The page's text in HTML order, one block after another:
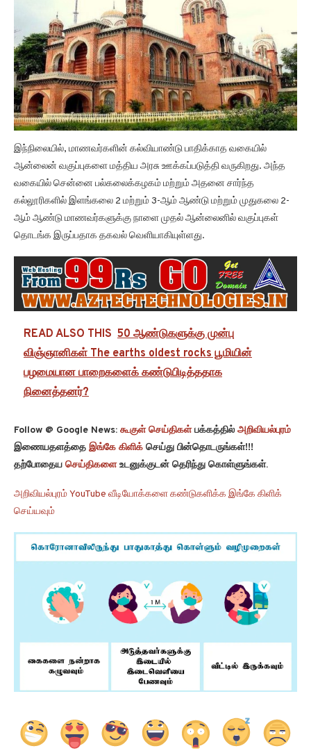
இந்நிலையில், மாணவர்களின் கல்வியாண்டு பாதிக்காத வகையில்
ஆன்லைன் வகுப்புகளை மத்திய அரசு ஊக்கப்படுத்தி வருகிறது. அந்த
வகையில் சென்னை பல்கலைக்கழகம் மற்றும் அதனை சார்ந்த
கல்லூரிகளில் இளங்கலை 2 மற்றும் 3-ஆம் ஆண்டு மற்றும் முதுகலை 2-
ஆம் ஆண்டு மாணவர்களுக்கு நாளை முதல் ஆன்லைனில் வகுப்புகள்
தொடங்க இருப்பதாக தகவல் வெளியாகியுள்ளது.
READ ALSO THIS 50 ஆண்டுகளுக்கு முன்பு
விஞ்ஞானிகள் The earths oldest rocks பூமியின்
பழமையான பாறைகளைக் கண்டுபிடித்ததாக
நினைத்தனர்?
Follow @ Google News: கூகுள் செய்திகள்பக்கத்தில் அறிவியல்புரம்
இணையதளத்தை இங்கே கிளிக் செய்து பின்தொடருங்கள்!!!
தற்போதைய செய்திகளைஉடனுக்குடன் தெரிந்து கொள்ளுங்கள்.
அறிவியல்புரம் YouTube வீடியோக்களை கண்டுகளிக்க இங்கே கிளிக்
செய்யவும்